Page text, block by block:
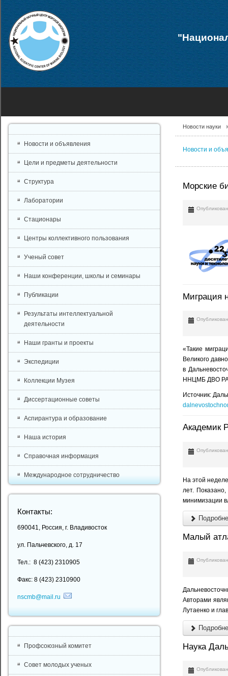
Новости науки
Новости и
Морские
Миграция
«Такие
Великого
в
ННЦМБ ДВО
Источник:
Академик
На этой
лет.
минимизации
Малый
Авторами
Лутаенко и
Наука
Новости и объявления
Цели и предметы деятельности
Структура
Лаборатории
Стационары
Центры коллективного пользования
Ученый совет
Наши конференции, школы и семинары
Публикации
Результаты интеллектуальной
деятельности
Наши гранты и проекты
Экспедиции
Коллекции Музея
Диссертационные советы
Аспирантура и образование
Наша история
Справочная информация
Международное сотрудничество
Контакты:
690041, Россия, г. Владивосток
ул. Пальчевского, д. 17
Тел.: 8 (423) 2310905
Факс: 8 (423) 2310900
nscmb@mail.ru
Профсоюзный комитет
Совет молодых ученых